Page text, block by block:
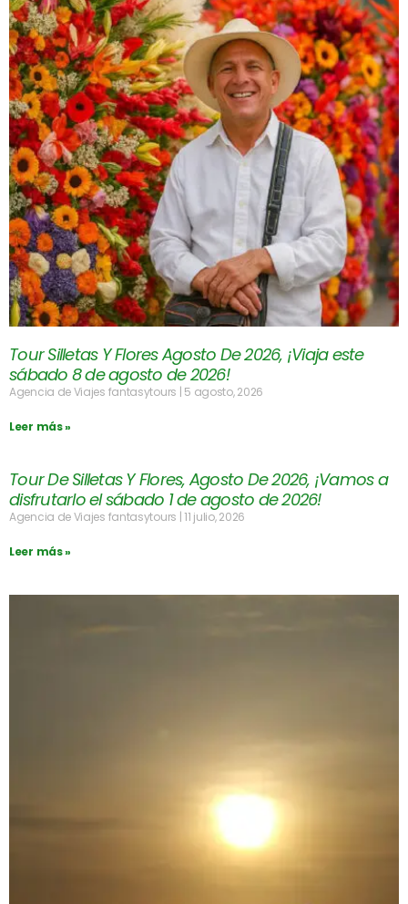
Tour Silletas Y Flores Agosto De 2026, ¡Viaja este
sábado 8 de agosto de 2026!
Agencia de Viajes fantasytours 5 agosto, 2026
Leer más »
Tour De Silletas Y Flores, Agosto De 2026, ¡Vamos a
disfrutarlo el sábado 1 de agosto de 2026!
Agencia de Viajes fantasytours 11 julio, 2026
Leer más »